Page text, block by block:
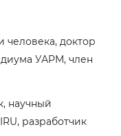
человека, доктор
УАРМ, член
научный
разработчик